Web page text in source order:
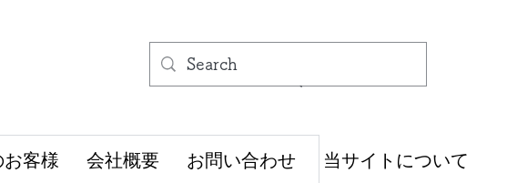
客様 会社概要 お問い合わせ 当サイトについて